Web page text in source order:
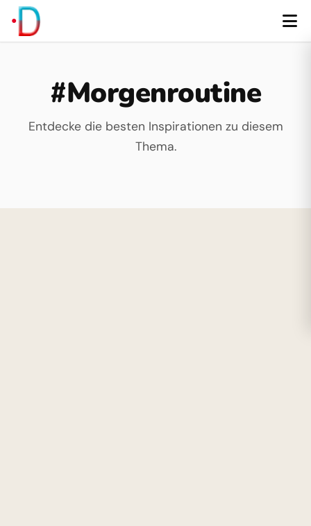
#Morgenroutine
Entdecke die besten Inspirationen zu diesem
Thema.